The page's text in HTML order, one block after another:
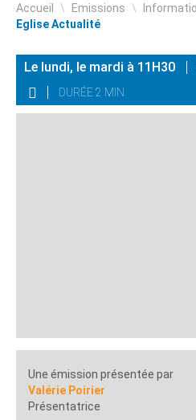
Accueil \ Emissions \
Eglise Actualité
Le lundi, le mardi à 11H30
DURÉE 2 MIN
Une émission présentée par
Valérie Poirier
Présentatrice